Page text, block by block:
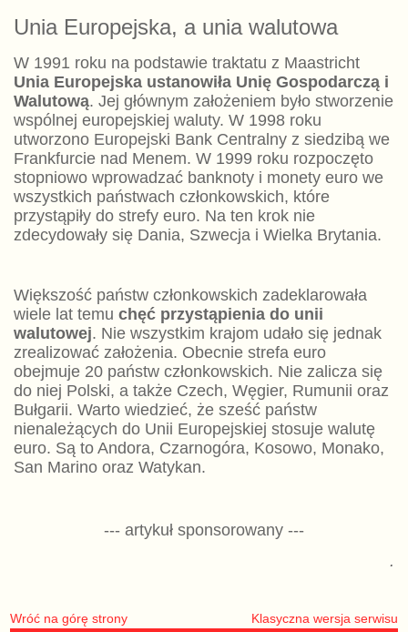
Unia Europejska, a unia walutowa
W 1991 roku na podstawie traktatu z Maastricht
Unia Europejska ustanowiła Unię Gospodarczą i
Walutową. Jej głównym założeniem było stworzenie
wspólnej europejskiej waluty. W 1998 roku
utworzono Europejski Bank Centralny z siedzibą we
Frankfurcie nad Menem. W 1999 roku rozpoczęto
stopniowo wprowadzać banknoty i monety euro we
wszystkich państwach członkowskich, które
przystąpiły do strefy euro. Na ten krok nie
zdecydowały się Dania, Szwecja i Wielka Brytania.
Większość państw członkowskich zadeklarowała
wiele lat temu chęć przystąpienia do unii
walutowej. Nie wszystkim krajom udało się jednak
zrealizować założenia. Obecnie strefa euro
obejmuje 20 państw członkowskich. Nie zalicza się
do niej Polski, a także Czech, Węgier, Rumunii oraz
Bułgarii. Warto wiedzieć, że sześć państw
nienależących do Unii Europejskiej stosuje walutę
euro. Są to Andora, Czarnogóra, Kosowo, Monako,
San Marino oraz Watykan.
--- artykuł sponsorowany ---
.
Wróć na górę strony Klasyczna wersja serwisu